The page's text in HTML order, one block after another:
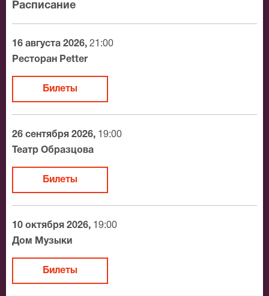
мест в зрительном зале, о том как заказать билет и
утвердит адрес доставки.
Официальные билеты на Александр Шоуа
После бронирования билетов, ожидайте доставку по
Москве в течение не более 2-х часов. Бесплатная
доставка билетов осуществляется в пределах МКАД
возле метро или в пешей доступности. Оплатить
заказ Вы можете с помощью:
Банковской картой
Наличными
Яндекс.Деньги
Qiwi
BitCoin
Расписание
16 августа 2026, 21:00
Ресторан Petter
Билеты
26 сентября 2026, 19:00
Театр Образцова
Билеты
10 октября 2026, 19:00
Дом Музыки
Билеты